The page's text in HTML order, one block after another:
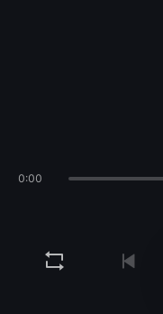
0:00